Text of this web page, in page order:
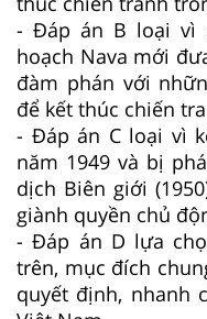
- Đáp án B loại vì
hoạch Nava mới
đàm phán với
để kết thúc chiến
- Đáp án C loại vì
năm 1949 và bị
dịch Biên giới
giành quyền chủ
- Đáp án D lựa
trên, mục đích
quyết định, nhanh